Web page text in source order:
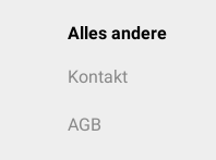
Alles andere
Kontakt
AGB